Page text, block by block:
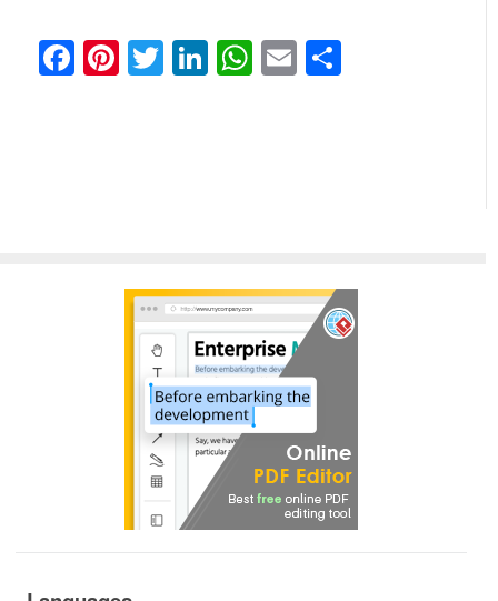
Facebook
Pinterest
Twitter
LinkedIn
WhatsApp
Email